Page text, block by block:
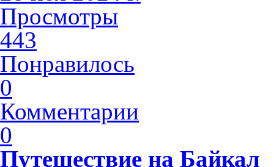
Просмотры
443
Понравилось
0
Комментарии
0
Путешествие на Байкал